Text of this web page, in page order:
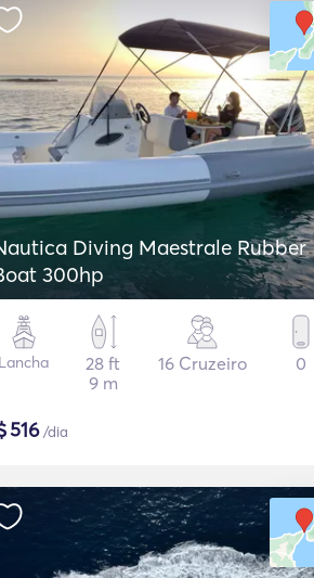
Diving Maestrale Rubber
300hp
Lancha
28 ft
9 m
16 Cruzeiro 0
516/dia